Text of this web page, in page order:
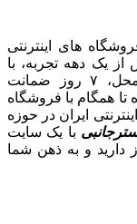
های اینترنتی
از یک دهه تجربه، با
پایبندی به سه اصل کلیدی، پرداخت در محل، ۷ روز ضمانت
همگام با فروشگاه‌
ایران در حوزه
با یک سایت
دارید و به ذهن شما